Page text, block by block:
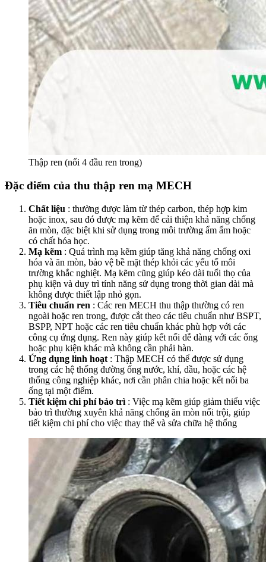
Thập ren (nối 4 đầu ren trong)
Đặc điểm của thu thập ren mạ MECH
Chất liệu : thường được làm từ thép carbon, thép hợp kim
hoặc inox, sau đó được mạ kẽm để cải thiện khả năng chống
ăn mòn, đặc biệt khi sử dụng trong môi trường ẩm ẩm hoặc
có chất hóa học.
Mạ kẽm : Quá trình mạ kẽm giúp tăng khả năng chống oxi
hóa và ăn mòn, bảo vệ bề mặt thép khỏi các yếu tố môi
trường khắc nghiệt. Mạ kẽm cũng giúp kéo dài tuổi thọ của
phụ kiện và duy trì tính năng sử dụng trong thời gian dài mà
không được thiết lập nhỏ gọn.
Tiêu chuẩn ren : Các ren MECH thu thập thường có ren
ngoài hoặc ren trong, được cắt theo các tiêu chuẩn như BSPT,
BSPP, NPT hoặc các ren tiêu chuẩn khác phù hợp với các
công cụ ứng dụng. Ren này giúp kết nối dễ dàng với các ống
hoặc phụ kiện khác mà không cần phải hàn.
Ứng dụng linh hoạt : Thập MECH có thể được sử dụng
trong các hệ thống đường ống nước, khí, dầu, hoặc các hệ
thống công nghiệp khác, nơi cần phân chia hoặc kết nối ba
ống tại một điểm.
Tiết kiệm chi phí bảo trì : Việc mạ kẽm giúp giảm thiểu việc
bảo trì thường xuyên khả năng chống ăn mòn nổi trội, giúp
tiết kiệm chi phí cho việc thay thế và sửa chữa hệ thống